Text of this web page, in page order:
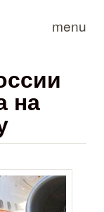
menu
на